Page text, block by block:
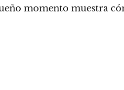
momento muestra